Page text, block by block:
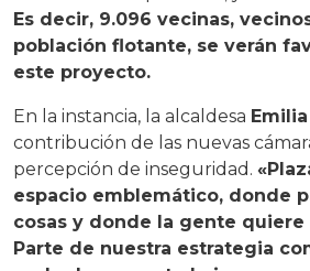
Es decir, 9.096 vecinas,
población flotante, se verán
este proyecto.
En la instancia, la alcaldesa
contribución de las nuevas
percepción de inseguridad.
espacio emblemático, donde
cosas y donde la gente quiere
Parte de nuestra estrategia